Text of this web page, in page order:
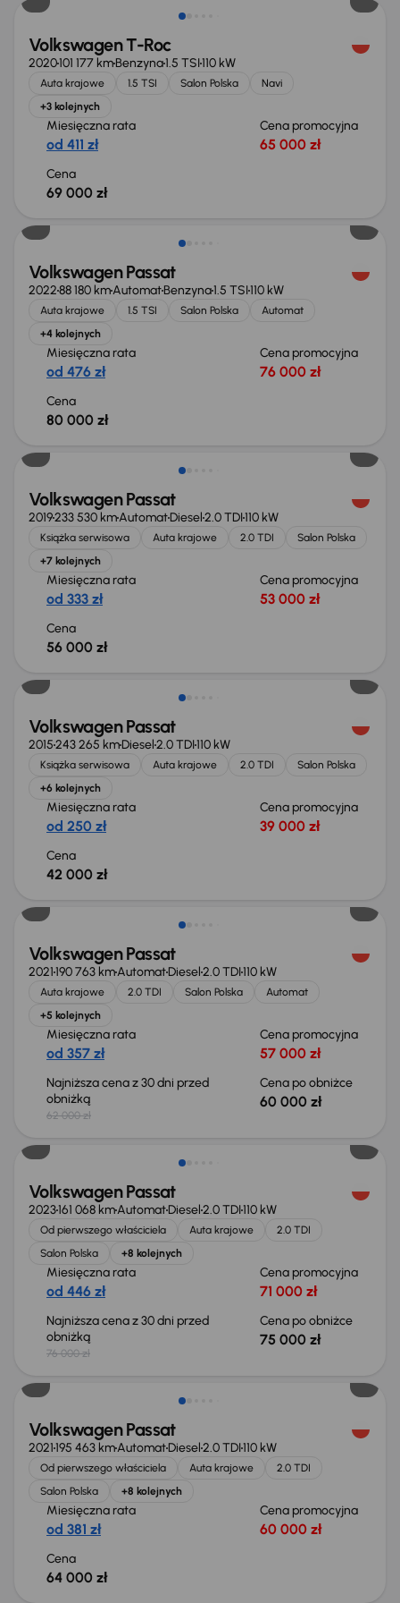
Volkswagen T-Roc
2020101 177 kmBenzyna1.5 TSI110 kW
Auta krajowe 1.5 TSI Salon Polska
Navi
+3 kolejnych
Miesięczna rata
od 411 zł
Cena promocyjna
65 000 zł
Cena
69 000 zł
Możliwość odliczenia VAT
Volkswagen Passat
202288 180 kmAutomatBenzyna1.5 TSI110 kW
Auta krajowe 1.5 TSI Salon Polska
Automat
+4 kolejnych
Miesięczna rata
od 476 zł
Cena promocyjna
76 000 zł
Cena
80 000 zł
Volkswagen Passat
2019233 530 kmAutomatDiesel2.0 TDI110 kW
Książka serwisowa Auta krajowe 2.0 TDI
Salon Polska
+7 kolejnych
Miesięczna rata
od 333 zł
Cena promocyjna
53 000 zł
Cena
56 000 zł
Świeżo skupione
Volkswagen Passat
2015243 265 kmDiesel2.0 TDI110 kW
Książka serwisowa Auta krajowe 2.0 TDI
Salon Polska
+6 kolejnych
Miesięczna rata
od 250 zł
Cena promocyjna
39 000 zł
Cena
42 000 zł
Volkswagen Passat
2021190 763 kmAutomatDiesel2.0 TDI110 kW
Auta krajowe 2.0 TDI Salon Polska
Automat
+5 kolejnych
Miesięczna rata
od 357 zł
Cena promocyjna
57 000 zł
Najniższa cena z 30 dni przed
obniżką
62 000 zł
Cena po obniżce
60 000 zł
Świeżo skupione
Volkswagen Passat
2023161 068 kmAutomatDiesel2.0 TDI110 kW
Od pierwszego właściciela Auta krajowe
2.0 TDI
Salon Polska
+8 kolejnych
Miesięczna rata
od 446 zł
Cena promocyjna
71 000 zł
Najniższa cena z 30 dni przed
obniżką
76 000 zł
Cena po obniżce
75 000 zł
Możliwość odliczenia VAT
Volkswagen Passat
2021195 463 kmAutomatDiesel2.0 TDI110 kW
Od pierwszego właściciela Auta krajowe
2.0 TDI
Salon Polska
+8 kolejnych
Miesięczna rata
od 381 zł
Cena promocyjna
60 000 zł
Cena
64 000 zł
Możliwość odliczenia VAT